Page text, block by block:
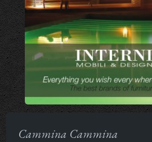
Cammina Cammina